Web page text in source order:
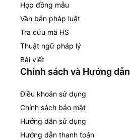
Hợp đồng mẫu
Văn bản pháp luật
Tra cứu mã HS
Thuật ngữ pháp lý
Bài viết
Chính sách và Hướng dẫn
Điều khoản sử dụng
Chính sách bảo mật
Hướng dẫn sử dụng
Hướng dẫn thanh toán